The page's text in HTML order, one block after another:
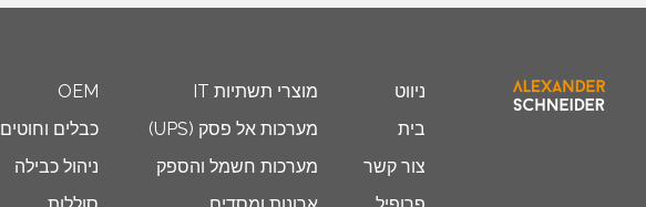
ניווט
בית
צור קשר
מוצרי תשתיות IT
מערכות אל פסק (UPS)
מערכות חשמל והספק
OEM
כבלים וחוטים
ניהול כבילה